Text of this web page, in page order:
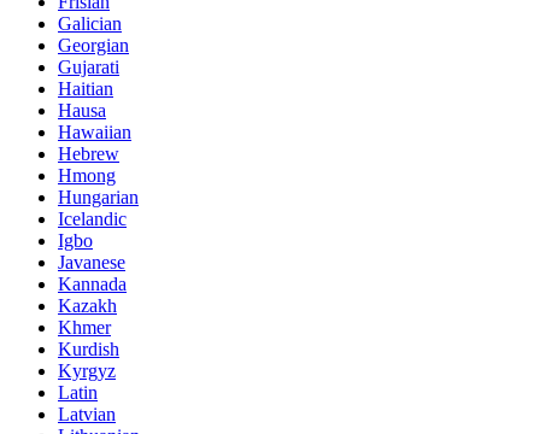
Galician
Georgian
Gujarati
Haitian
Hausa
Hawaiian
Hebrew
Hmong
Hungarian
Icelandic
Igbo
Javanese
Kannada
Kazakh
Khmer
Kurdish
Kyrgyz
Latin
Latvian